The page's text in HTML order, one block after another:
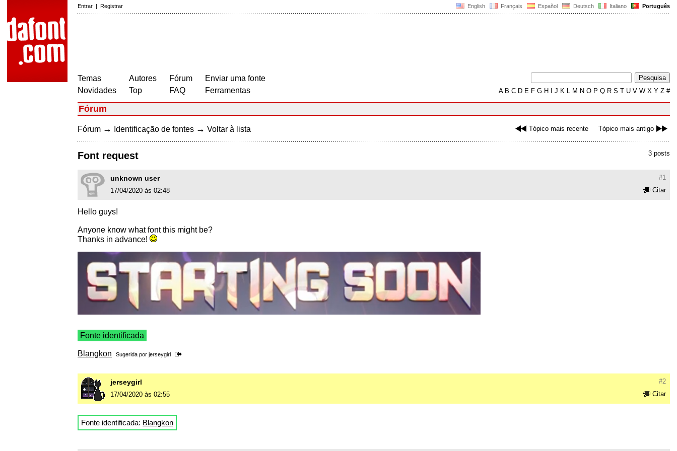
English Français Español Deutsch Italiano Português
Entrar | Registrar
Temas
Novidades
Autores
Top
Fórum
FAQ
Enviar uma fonte
Ferramentas
AB C D E F G H J K L M N O P Q R S T U V W X Y Z #
Fórum
Tópico mais recente Tópico mais antigo
Fórum → Identificação de fontes → Voltar à lista
3 posts
Font request
#1
unknown user
Citar
17/04/2020 às 02:48
Hello guys!
Anyone know what font this might be?
Thanks in advance!
Fonte identificada
Blangkon Sugerida por jerseygirl
#2
jerseygirl
Citar
17/04/2020 às 02:55
Fonte identificada: Blangkon